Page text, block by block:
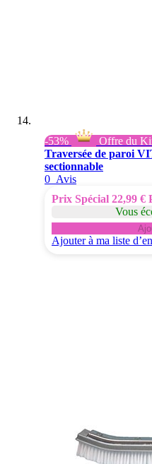
-53%
Offre du
Traversée de paroi
sectionnable
0 Avis
Prix Spécial 22,99 €
Vous
Ajouter à ma liste